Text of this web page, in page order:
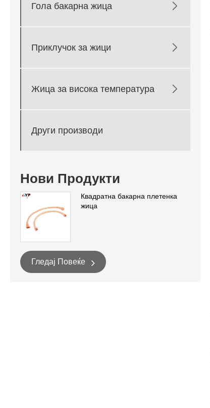
Гола бакарна жица 
Приклучок за жици 
Жица за висока температура 
Други производи
Нови Продукти
Квадратна бакарна плетенка
жица
Гледај Повеќе